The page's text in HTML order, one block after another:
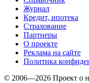
Журнал
Кредит, ипотека
Страхование
Партнеры
O проекте
Реклама на сайте
Политика
© 2006—2026 Проект о